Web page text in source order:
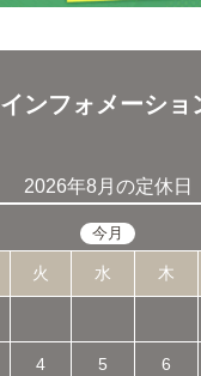
インフォメーショ
2026年8月の定休日
火 水 木
4 5 6